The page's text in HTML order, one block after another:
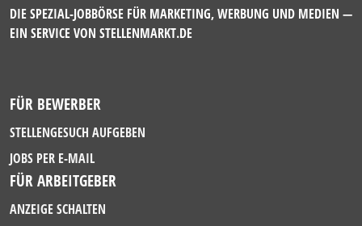
DIE SPEZIAL-JOBBÖRSE FÜR MARKETING, WERBUNG UND MEDIEN —
EIN SERVICE VON STELLENMARKT.DE
FÜR BEWERBER
STELLENGESUCH AUFGEBEN
JOBS PER E-MAIL
FÜR ARBEITGEBER
ANZEIGE SCHALTEN